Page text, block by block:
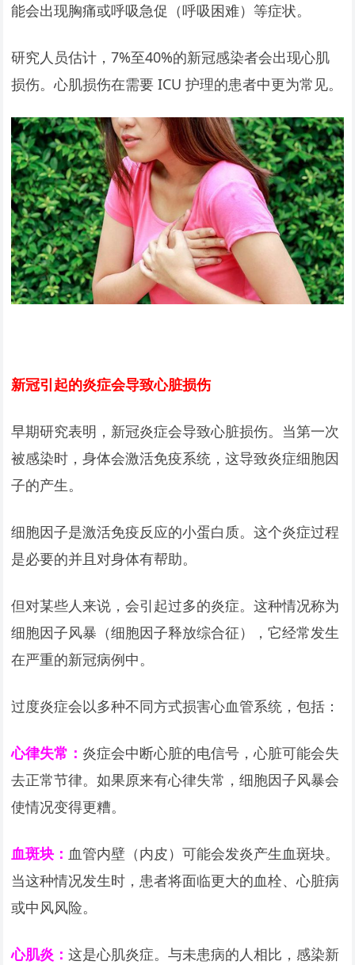
能会出现胸痛或呼吸急促（呼吸困难）等症状。
研究人员估计，7%至40%的新冠感染者会出现心肌
损伤。心肌损伤在需要 ICU 护理的患者中更为常见。
新冠引起的炎症会导致心脏损伤
早期研究表明，新冠炎症会导致心脏损伤。当第一次
被感染时，身体会激活免疫系统，这导致炎症细胞因
子的产生。
细胞因子是激活免疫反应的小蛋白质。这个炎症过程
是必要的并且对身体有帮助。
但对某些人来说，会引起过多的炎症。这种情况称为
细胞因子风暴（细胞因子释放综合征），它经常发生
在严重的新冠病例中。
过度炎症会以多种不同方式损害心血管系统，包括：
心律失常： 炎症会中断心脏的电信号，心脏可能会失
去正常节律。如果原来有心律失常，细胞因子风暴会
使情况变得更糟。
血斑块： 血管内壁（内皮）可能会发炎产生血斑块。
当这种情况发生时，患者将面临更大的血栓、心脏病
或中风风险。
心肌炎：这是心肌炎症。与未患病的人相比，感染新